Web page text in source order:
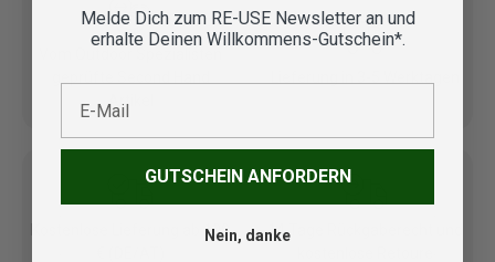
Artikel
Kostenlose Lieferung ab 100
14 Tage Rückgaberecht und
Melde Dich zum RE-USE Newsletter an und
erhalte Deinen Willkommens-Gutschein*.
GUTSCHEIN ANFORDERN
Nein, danke